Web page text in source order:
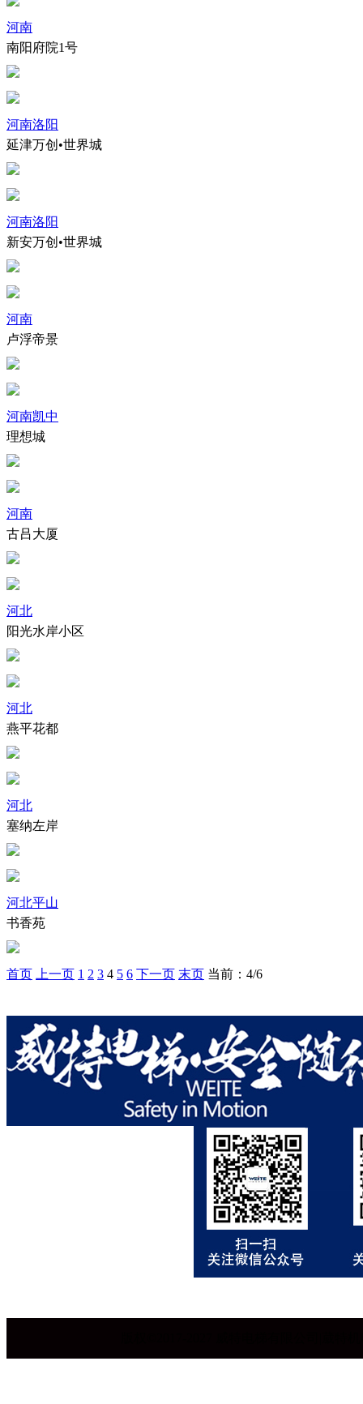
河南
南阳府院1号
河南洛阳
延津万创•世界城
河南洛阳
新安万创•世界城
河南
卢浮帝景
河南凯中
理想城
河南
古吕大厦
河北
阳光水岸小区
河北
燕平花都
河北
塞纳左岸
河北平山
书香苑
首页 上一页 1 2 3 4 5 6 下一页 末页 当前：4/6